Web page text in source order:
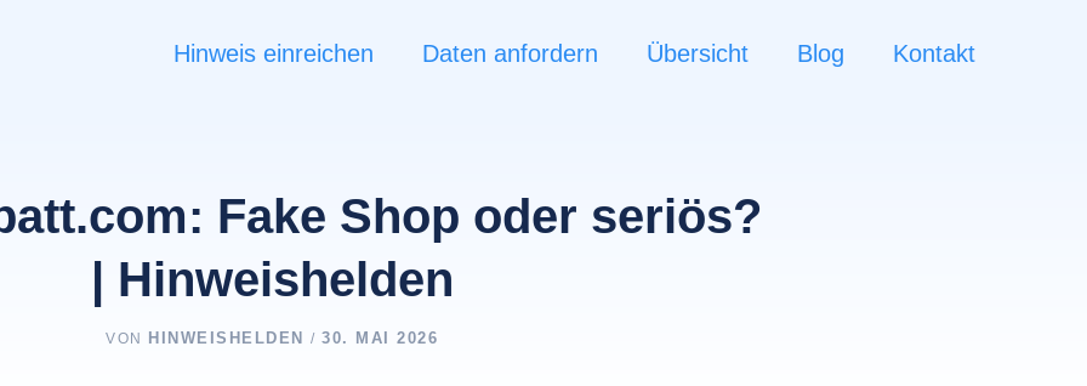
Hinweis einreichen Daten anfordern Übersicht Blog Kontakt
Fake Shop oder seriös?
| Hinweishelden
VON HINWEISHELDEN / 30. MAI 2026